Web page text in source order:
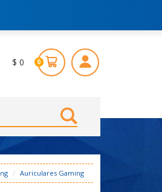
$ 0 0
Auriculares Gaming